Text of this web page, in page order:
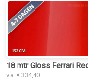
18 mtr Gloss Ferrari
v.a. € 334,40